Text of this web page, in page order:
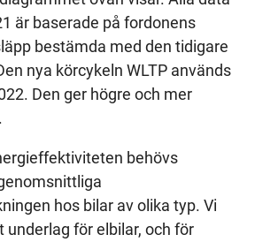
är baserade på fordonens
bestämda med den tidigare
nya körcykeln WLTP används
Den ger högre och mer
behövs
hos bilar av olika typ. Vi
underlag för elbilar, och för